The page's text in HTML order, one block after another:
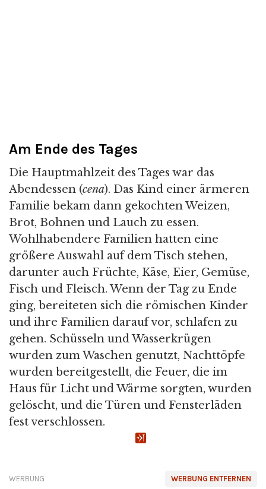
Am Ende des Tages
Die Hauptmahlzeit des Tages war das
Abendessen (cena). Das Kind einer ärmeren
Familie bekam dann gekochten Weizen,
Brot, Bohnen und Lauch zu essen.
Wohlhabendere Familien hatten eine
größere Auswahl auf dem Tisch stehen,
darunter auch Früchte, Käse, Eier, Gemüse,
Fisch und Fleisch. Wenn der Tag zu Ende
ging, bereiteten sich die römischen Kinder
und ihre Familien darauf vor, schlafen zu
gehen. Schüsseln und Wasserkrügen
wurden zum Waschen genutzt, Nachttöpfe
wurden bereitgestellt, die Feuer, die im
Haus für Licht und Wärme sorgten, wurden
gelöscht, und die Türen und Fensterläden
fest verschlossen.
WERBUNG ENTFERNEN
WERBUNG